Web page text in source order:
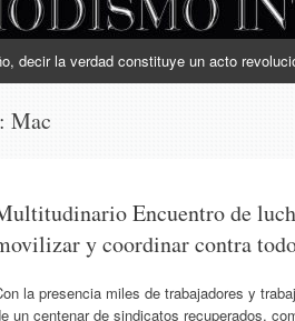
decir la verdad constituye un acto
Mac
Encuentro de
y coordinar contra
la presencia miles de trabajadores y
un centenar de sindicatos recuperados,